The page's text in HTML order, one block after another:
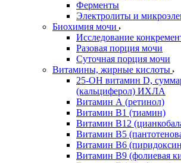
Ферменты
Электролиты и
Биохимия мочи
Исследование
Разовая порция мочи
Суточная порция мочи
Витамины, жирные кислоты
25-OH витамин D,
(кальциферол) ИХЛА
Витамин А (ретинол)
Витамин В1 (тиамин)
Витамин В12
Витамин В5
Витамин В6
Витамин В9 (фолиевая